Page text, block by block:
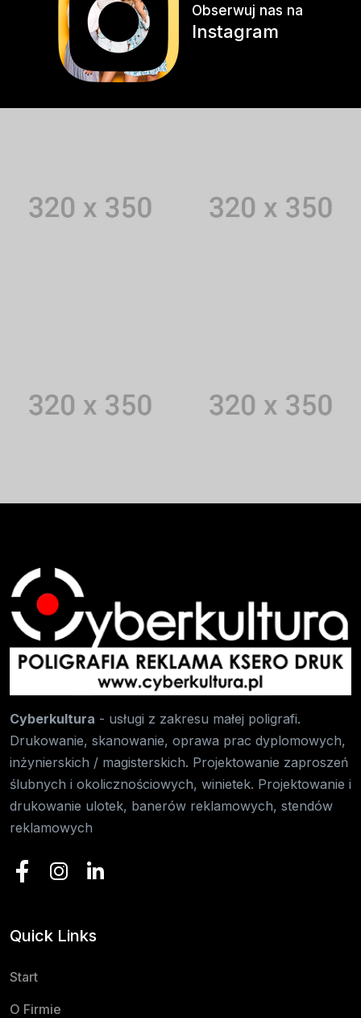
Obserwuj nas na
Instagram
Cyberkultura - usługi z zakresu małej poligrafi.
Drukowanie, skanowanie, oprawa prac dyplomowych,
inżynierskich / magisterskich. Projektowanie zaproszeń
ślubnych i okolicznościowych, winietek. Projektowanie i
drukowanie ulotek, banerów reklamowych, stendów
reklamowych
Quick Links
Start
O Firmie